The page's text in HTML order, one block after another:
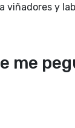
viñadores y
me